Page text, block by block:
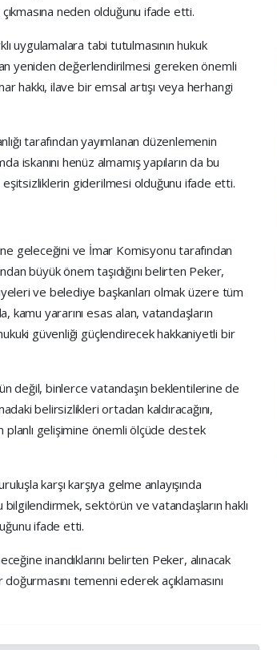
neden olduğunu ifade etti.
uygulamalara tabi tutulmasının hukuk
yeniden değerlendirilmesi gereken önemli
hakkı, ilave bir emsal artışı veya herhangi
tarafından yayımlanan düzenlemenin
iskanını henüz almamış yapıların da bu
eşitsizliklerin giderilmesi olduğunu ifade etti.
geleceğini ve İmar Komisyonu tarafından
büyük önem taşıdığını belirten Peker,
ve belediye başkanları olmak üzere tüm
kamu yararını esas alan, vatandaşların
güvenliği güçlendirecek hakkaniyetli bir
değil, binlerce vatandaşın beklentilerine de
belirsizlikleri ortadan kaldıracağını,
planlı gelişimine önemli ölçüde destek
karşı karşıya gelme anlayışında
bilgilendirmek, sektörün ve vatandaşların haklı
ifade etti.
inandıklarını belirten Peker, alınacak
temenni ederek açıklamasını